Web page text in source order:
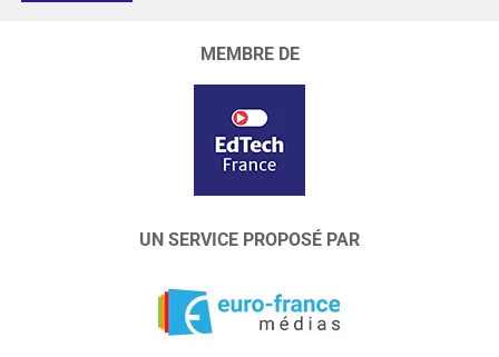
MEMBRE DE
UN SERVICE PROPOSÉ PAR